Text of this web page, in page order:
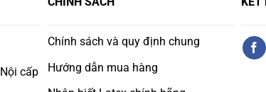
cấp
Chính sách và quy định chung
Hướng dẫn mua hàng